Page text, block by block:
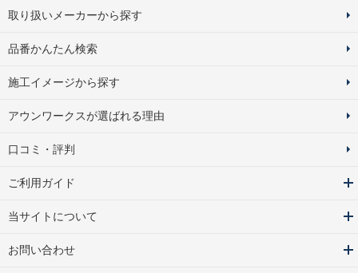
取り扱いメーカーから探す
品番かんたん検索
施工イメージから探す
アウンワークスが選ばれる理由
口コミ・評判
ご利用ガイド
当サイトについて
お問い合わせ